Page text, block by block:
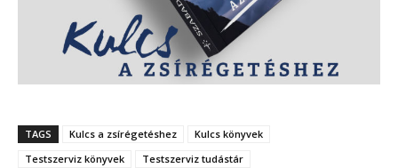
TAGS Kulcs a zsírégetéshez
Kulcs könyvek
Testszerviz könyvek
Testszerviz tudástár